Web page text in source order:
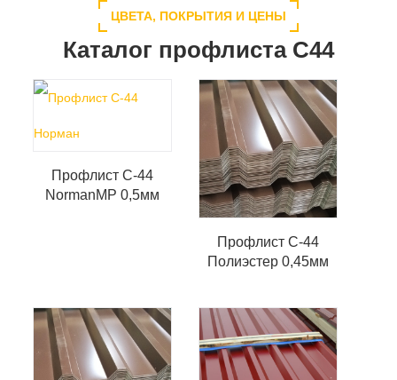
ЦВЕТА, ПОКРЫТИЯ И ЦЕНЫ
Каталог профлиста С44
Профлист С-44
NormanMP 0,5мм
Профлист С-44
Полиэстер 0,45мм